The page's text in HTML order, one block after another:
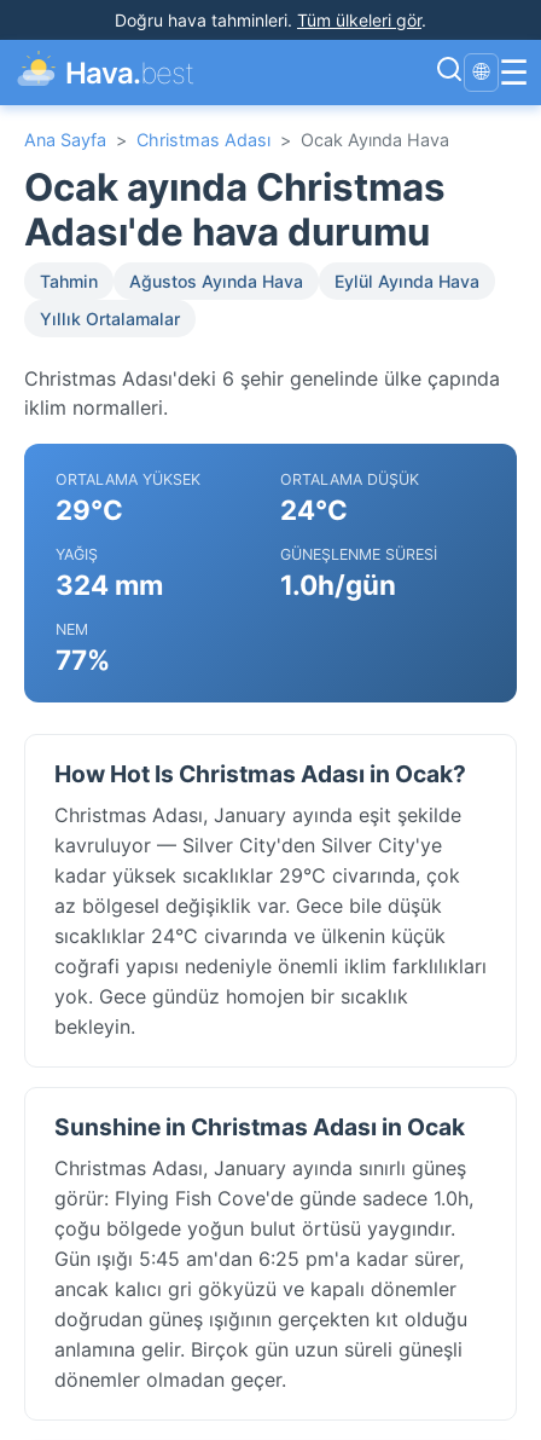
Doğru hava tahminleri. Tüm ülkeleri gör.
Hava.best 🌐 ☰
Ana Sayfa > Christmas Adası > Ocak Ayında Hava
Ocak ayında Christmas
Adası'de hava durumu
Tahmin Ağustos Ayında Hava
Eylül Ayında Hava
Yıllık Ortalamalar
Christmas Adası'deki 6 şehir genelinde ülke çapında
iklim normalleri.
ORTALAMA YÜKSEK
29°C
ORTALAMA DÜŞÜK
24°C
YAĞIŞ
324 mm
GÜNEŞLENME SÜRESI
1.0h/gün
NEM
77%
How Hot Is Christmas Adası in Ocak?
Christmas Adası, January ayında eşit şekilde
kavruluyor — Silver City'den Silver City'ye
kadar yüksek sıcaklıklar 29°C civarında, çok
az bölgesel değişiklik var. Gece bile düşük
sıcaklıklar 24°C civarında ve ülkenin küçük
coğrafi yapısı nedeniyle önemli iklim farklılıkları
yok. Gece gündüz homojen bir sıcaklık
bekleyin.
Sunshine in Christmas Adası in Ocak
Christmas Adası, January ayında sınırlı güneş
görür: Flying Fish Cove'de günde sadece 1.0h,
çoğu bölgede yoğun bulut örtüsü yaygındır.
Gün ışığı 5:45 am'dan 6:25 pm'a kadar sürer,
ancak kalıcı gri gökyüzü ve kapalı dönemler
doğrudan güneş ışığının gerçekten kıt olduğu
anlamına gelir. Birçok gün uzun süreli güneşli
dönemler olmadan geçer.